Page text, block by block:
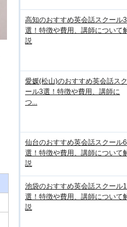
高知のおすすめ英会話スクール3
選！特徴や費用、講師について
説
愛媛(松山)のおすすめ英会話スク
ール3選！特徴や費用、講師に
つ...
仙台のおすすめ英会話スクール6
選！特徴や費用、講師について
説
池袋のおすすめ英会話スクール
選！特徴や費用、講師について
説